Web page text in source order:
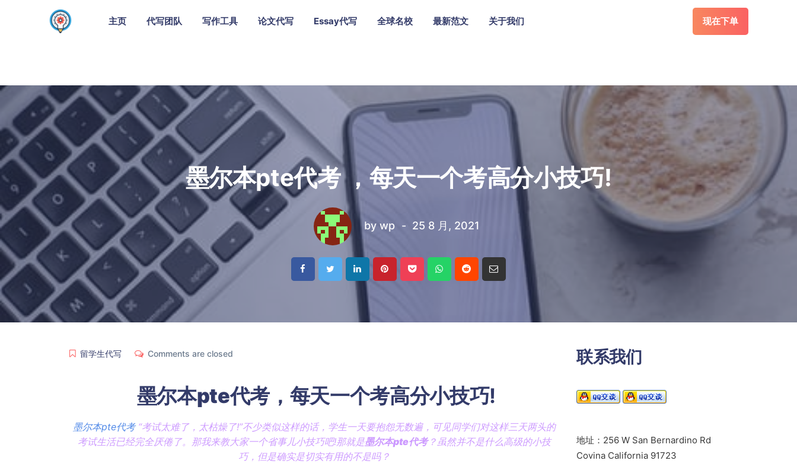
主页 代写团队 写作工具 论文代写 Essay代写 全球名校 最新范文 关于我们 现在下单
墨尔本pte代考 ，每天一个考高分小技巧!
by wp 25 8 月, 2021
留学生代写 Comments are closed
墨尔本pte代考 ，每天一个考高分小技巧!
墨尔本pte代考“考试太难了，太枯燥了!”不少类似这样的话，学生一天要抱怨无数遍，可见同学们对这样三天两头的
考试生活已经完全厌倦了。那我来教大家一个省事儿小技巧吧!那就是墨尔本pte代考？虽然并不是什么高级的小技
巧，但是确实是切实有用的不是吗？
联系我们
地址：256 W San Bernardino Rd
Covina California 91723